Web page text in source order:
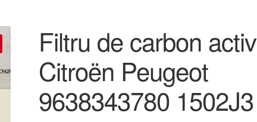
Filtru de carbon activ
Citroën Peugeot
9638343780 1502J3